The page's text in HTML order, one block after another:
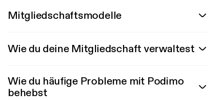
Mitgliedschaftsmodelle
Wie du deine Mitgliedschaft verwaltest
Wie du häufige Probleme mit Podimo
behebst